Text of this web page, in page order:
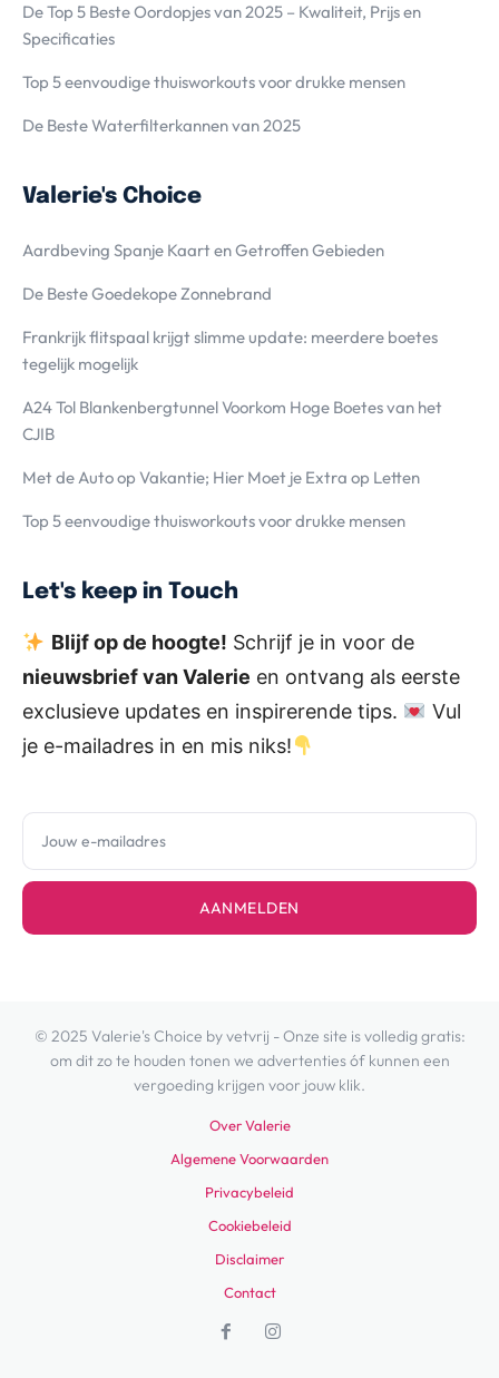
De Top 5 Beste Oordopjes van 2025 – Kwaliteit, Prijs en
Specificaties
Top 5 eenvoudige thuisworkouts voor drukke mensen
De Beste Waterfilterkannen van 2025
Valerie's Choice
Aardbeving Spanje Kaart en Getroffen Gebieden
De Beste Goedekope Zonnebrand
Frankrijk flitspaal krijgt slimme update: meerdere boetes
tegelijk mogelijk
A24 Tol Blankenbergtunnel Voorkom Hoge Boetes van het
CJIB
Met de Auto op Vakantie; Hier Moet je Extra op Letten
Top 5 eenvoudige thuisworkouts voor drukke mensen
Let's keep in Touch
Blijf op de hoogte! Schrijf je in voor de
nieuwsbrief van Valerie en ontvang als eerste
exclusieve updates en inspirerende tips.
Vul
je e-mailadres in en mis niks!
AANMELDEN
© 2025 Valerie's Choice by vetvrij - Onze site is volledig gratis:
om dit zo te houden tonen we advertenties óf kunnen een
vergoeding krijgen voor jouw klik.
Over Valerie
Algemene Voorwaarden
Privacybeleid
Cookiebeleid
Disclaimer
Contact